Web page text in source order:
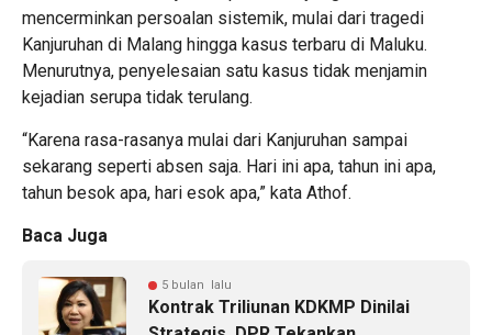
mencerminkan persoalan sistemik, mulai dari tragedi
Kanjuruhan di Malang hingga kasus terbaru di Maluku.
Menurutnya, penyelesaian satu kasus tidak menjamin
kejadian serupa tidak terulang.
“Karena rasa-rasanya mulai dari Kanjuruhan sampai
sekarang seperti absen saja. Hari ini apa, tahun ini apa,
tahun besok apa, hari esok apa,” kata Athof.
Baca Juga
5 bulan lalu
Kontrak Triliunan KDKMP Dinilai